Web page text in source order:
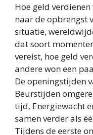
Hoe geld
naar de opbrengst
situatie,
dat soort
vereist, hoe geld
andere won een
De openingstijden
Beurstijden
tijd, Energiewacht
samen verder als
Tijdens de eerste